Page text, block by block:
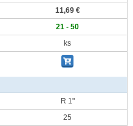
11,69 €
21 - 50
ks
R 1"
25